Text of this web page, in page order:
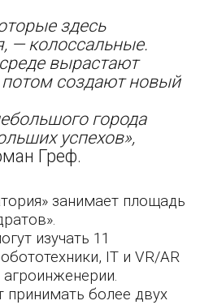
здесь
— колоссальные.
вырастают
создают новый
города
успехов»,
Греф.
занимает площадь
изучать 11
IT и VR/AR
более двух